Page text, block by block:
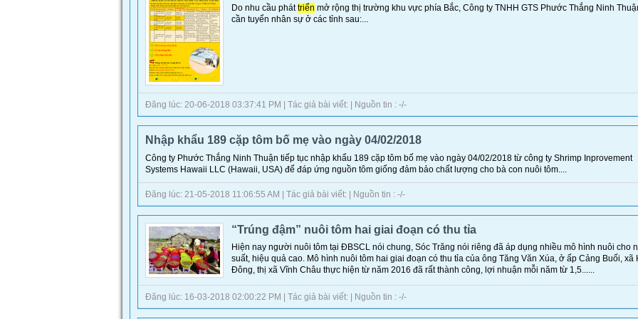
Do nhu cầu pháttriển mở rộng thị trường khu vực phía Bắc, Công ty TNHH GTS Phước Thắng Ninh
cần tuyển nhân sự ở các tỉnh sau:...
Đăng lúc: 20-06-2018 03:37:41 PM | Tác giả bài viết: | Nguồn tin : -/-
Nhập khẩu 189 cặp tôm bố mẹ vào ngày 04/02/2018
Công ty Phước Thắng Ninh Thuận tiếp tục nhập khẩu 189 cặp tôm bố mẹ vào ngày 04/02/2018 từ công ty Shrimp Inprovement
Systems Hawaii LLC (Hawaii, USA) để đáp ứng nguồn tôm giống đảm bảo chất lượng cho bà con nuôi tôm....
Đăng lúc: 21-05-2018 11:06:55 AM | Tác giả bài viết: | Nguồn tin : -/-
“Trúng đậm” nuôi tôm hai giai đoạn có thu tỉa
Hiện nay người nuôi tôm tại ĐBSCL nói chung, Sóc Trăng nói riêng đã áp dụng nhiều mô hình nuôi cho
suất, hiệu quả cao. Mô hình nuôi tôm hai giai đoạn có thu tỉa của ông Tăng Văn Xúa, ở ấp Cảng Buối, xã
Đông, thị xã Vĩnh Châu thực hiện từ năm 2016 đã rất thành công, lợi nhuận mỗi năm từ 1,5......
Đăng lúc: 16-03-2018 02:00:22 PM | Tác giả bài viết: | Nguồn tin : -/-